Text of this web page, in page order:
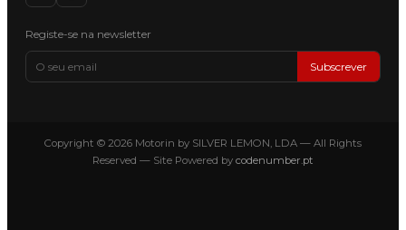
Registe-se na newsletter
Subscrever
Copyright © 2026 Motorin by SILVER LEMON, LDA — All Rights
Reserved — Site Powered by codenumber.pt